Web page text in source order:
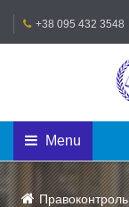
+38 095 432 3548
Menu
Правоконтроль